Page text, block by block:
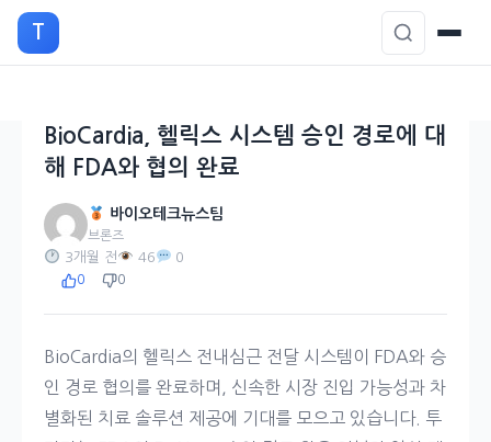
으
T
BioCardia, 헬릭스 시스템 승인 경로에 대
해 FDA와 협의 완료
바이오테크뉴스팀
브론즈
3개월 전 46 0
0 0
BioCardia의 헬릭스 전내심근 전달 시스템이 FDA와 승
인 경로 협의를 완료하며, 신속한 시장 진입 가능성과 차
별화된 치료 솔루션 제공에 기대를 모으고 있습니다. 투